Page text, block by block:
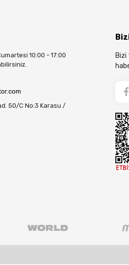
10:00 - 17:00
50/C No:3 Karasu /
Bizi